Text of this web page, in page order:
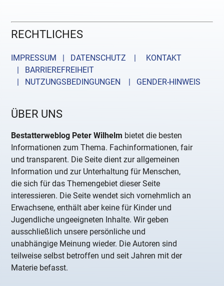
RECHTLICHES
IMPRESSUM | DATENSCHUTZ |
KONTAKT
| BARRIEREFREIHEIT
| NUTZUNGSBEDINGUNGEN
| GENDER-HINWEIS
ÜBER UNS
Bestatterweblog Peter Wilhelm bietet die besten
Informationen zum Thema. Fachinformationen, fair
und transparent. Die Seite dient zur allgemeinen
Information und zur Unterhaltung für Menschen,
die sich für das Themengebiet dieser Seite
interessieren. Die Seite wendet sich vornehmlich an
Erwachsene, enthält aber keine für Kinder und
Jugendliche ungeeigneten Inhalte. Wir geben
ausschließlich unsere persönliche und
unabhängige Meinung wieder. Die Autoren sind
teilweise selbst betroffen und seit Jahren mit der
Materie befasst.